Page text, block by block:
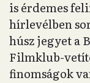
is érdemes
hírlevélben
húsz jegyet a
Filmklub-
finomságok